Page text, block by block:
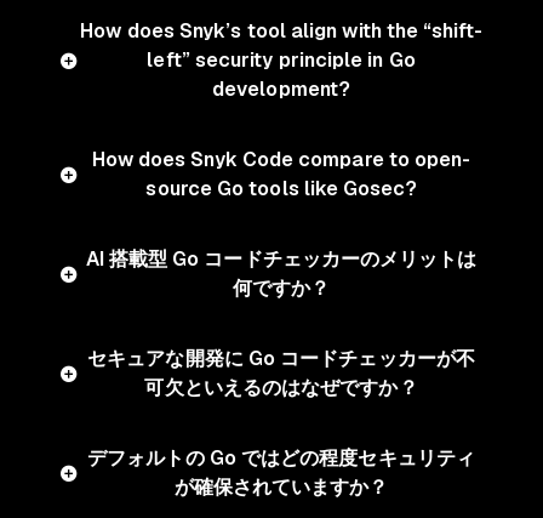
How does Snyk’s tool align with the “shift-
left” security principle in Go
development?
How does Snyk Code compare to open-
source Go tools like Gosec?
AI 搭載型 Go コードチェッカーのメリットは
何ですか？
セキュアな開発に Go コードチェッカーが不
可欠といえるのはなぜですか？
デフォルトの Go ではどの程度セキュリティ
が確保されていますか？